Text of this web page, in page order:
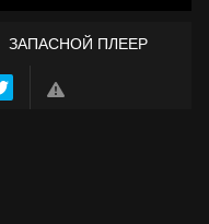
ЗАПАСНОЙ ПЛЕЕР